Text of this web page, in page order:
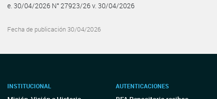
e. 30/04/2026 N° 27923/26 v. 30/04/2026
Fecha de publicación 30/04/2026
INSTITUCIONAL AUTENTICACIONES